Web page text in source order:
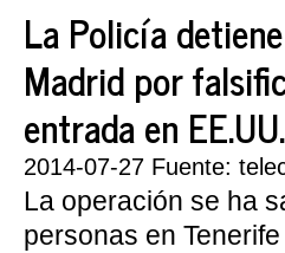
La Policía
Madrid por
entrada en EE.UU.
2014-07-27 Fuente:
La operación se ha
personas en